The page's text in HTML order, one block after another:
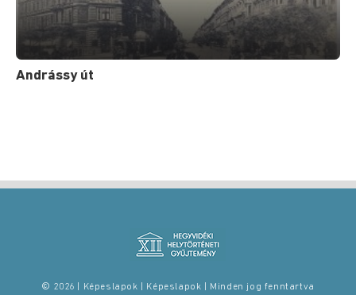
Andrássy út
© 2026 | Képeslapok | Képeslapok | Minden jog fenntartva